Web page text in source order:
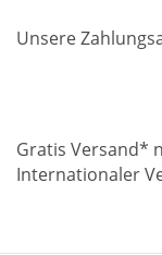
Unsere
Gratis Versand*
Internationaler